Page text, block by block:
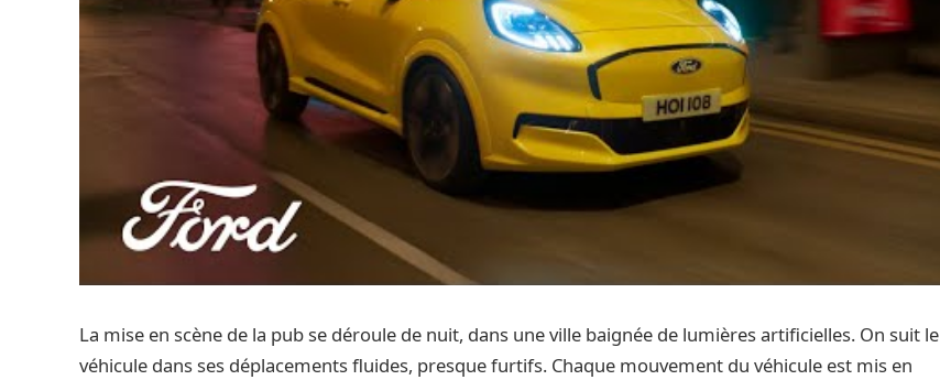
La mise en scène de la pub se déroule de nuit, dans une ville baignée de lumières artificielles. On suit le
véhicule dans ses déplacements fluides, presque furtifs. Chaque mouvement du véhicule est mis en